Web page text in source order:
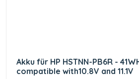
Akku für HP HSTNN-PB6R -
compatible with10.8V and 11.1V